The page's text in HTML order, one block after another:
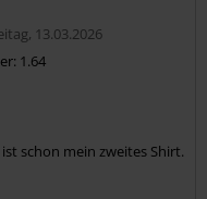
13.03.2026
1.64
schon mein zweites Shirt.